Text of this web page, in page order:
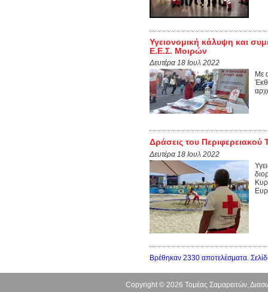
Υγειονομική κάλυψη και
Ε.Ε.Σ. Μοιρών
Δευτέρα 18 Ιουλ 2022
Με
Δράσεις του Περιφερειακού
Δευτέρα 18 Ιουλ 2022
Βρέθηκαν 2330 αποτελέσματα.
Copyright © 2026 Τομέας Σαμαρειτών,